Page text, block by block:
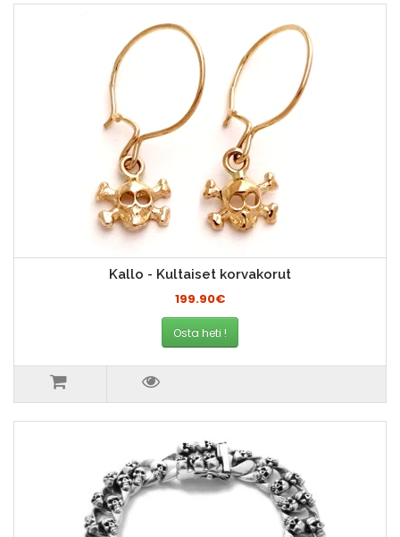
Kallo - Kultaiset korvakorut
199.90€
Osta heti !